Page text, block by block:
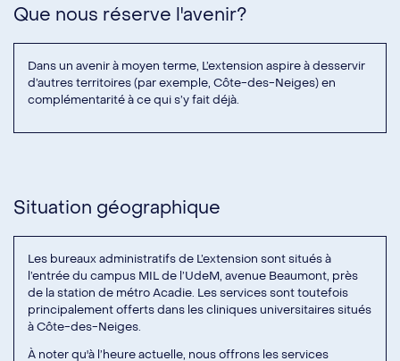
Que nous réserve l'avenir?
Dans un avenir à moyen terme, L’extension aspire à desservir
d’autres territoires (par exemple, Côte-des-Neiges) en
complémentarité à ce qui s’y fait déjà.
Situation géographique
Les bureaux administratifs de L’extension sont situés à
l’entrée du campus MIL de l’UdeM, avenue Beaumont, près
de la station de métro Acadie. Les services sont toutefois
principalement offerts dans les cliniques universitaires situés
à Côte-des-Neiges.
À noter qu'à l’heure actuelle, nous offrons les services